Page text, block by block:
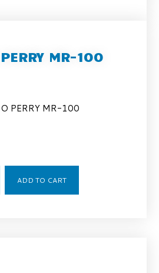
MR-100
PERRY MR-100
ADD TO CART